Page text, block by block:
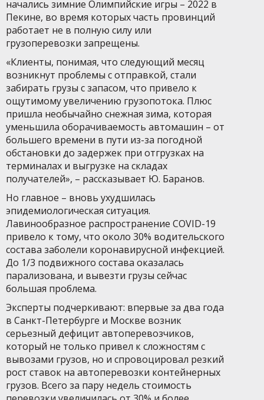
начались зимние Олимпийские игры – 2022 в
Пекине, во время которых часть провинций
работает не в полную силу или
грузоперевозки запрещены.
«Клиенты, понимая, что следующий месяц
возникнут проблемы с отправкой, стали
забирать грузы с запасом, что привело к
ощутимому увеличению грузопотока. Плюс
пришла необычайно снежная зима, которая
уменьшила оборачиваемость автомашин – от
большего времени в пути из-за погодной
обстановки до задержек при отгрузках на
терминалах и выгрузке на складах
получателей», – рассказывает Ю. Баранов.
Но главное – вновь ухудшилась
эпидемиологическая ситуация.
Лавинообразное распространение COVID-19
привело к тому, что около 30% водительского
состава заболели коронавирусной инфекцией.
До 1/3 подвижного состава оказалась
парализована, и вывезти грузы сейчас
большая проблема.
Эксперты подчеркивают: впервые за два года
в Санкт-Петербурге и Москве возник
серьезный дефицит автоперевозчиков,
который не только привел к сложностям с
вывозами грузов, но и спровоцировал резкий
рост ставок на автоперевозки контейнерных
грузов. Всего за пару недель стоимость